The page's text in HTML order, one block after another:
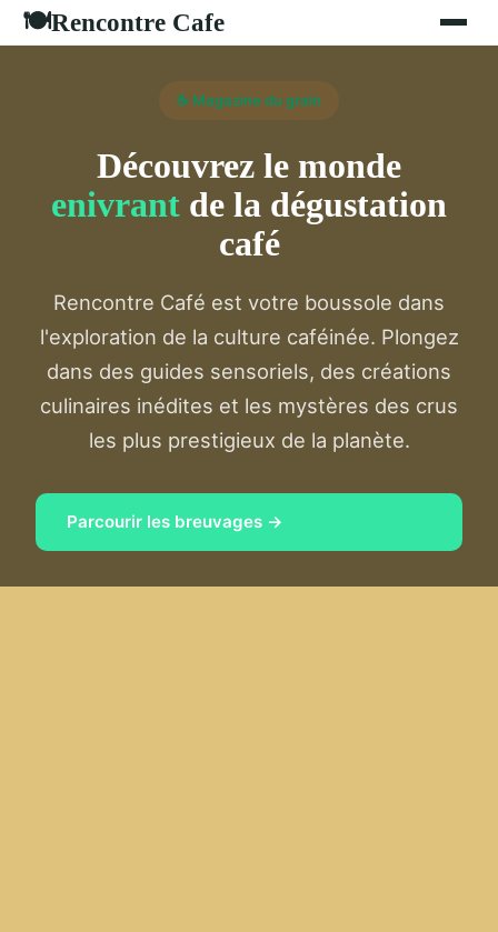
🍽Rencontre Cafe
☕ Magazine du grain
Découvrez le monde
enivrant de la dégustation
café
Rencontre Café est votre boussole dans
l'exploration de la culture caféinée. Plongez
dans des guides sensoriels, des créations
culinaires inédites et les mystères des crus
les plus prestigieux de la planète.
Parcourir les breuvages →